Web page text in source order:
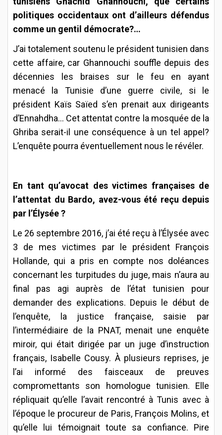
politiques occidentaux ont d’ailleurs défendus
comme un gentil démocrate?…
J’ai totalement soutenu le président tunisien dans
cette affaire, car Ghannouchi souffle depuis des
décennies les braises sur le feu en ayant
menacé la Tunisie d’une guerre civile, si le
président Kaïs Saïed s’en prenait aux dirigeants
d’Ennahdha… Cet attentat contre la mosquée de la
Ghriba serait-il une conséquence à un tel appel?
L’enquête pourra éventuellement nous le révéler.
En tant qu’avocat des victimes françaises de
l’attentat du Bardo, avez-vous été reçu depuis
par l’Élysée ?
Le 26 septembre 2016, j’ai été reçu à l’Élysée avec
3 de mes victimes par le président François
Hollande, qui a pris en compte nos doléances
concernant les turpitudes du juge, mais n’aura au
final pas agi auprès de l’état tunisien pour
demander des explications. Depuis le début de
l’enquête, la justice française, saisie par
l’intermédiaire de la PNAT, menait une enquête
miroir, qui était dirigée par un juge d’instruction
français, Isabelle Cousy. À plusieurs reprises, je
l’ai informé des faisceaux de preuves
compromettants son homologue tunisien. Elle
répliquait qu’elle l’avait rencontré à Tunis avec à
l’époque le procureur de Paris, François Molins, et
qu’elle lui témoignait toute sa confiance. Pire